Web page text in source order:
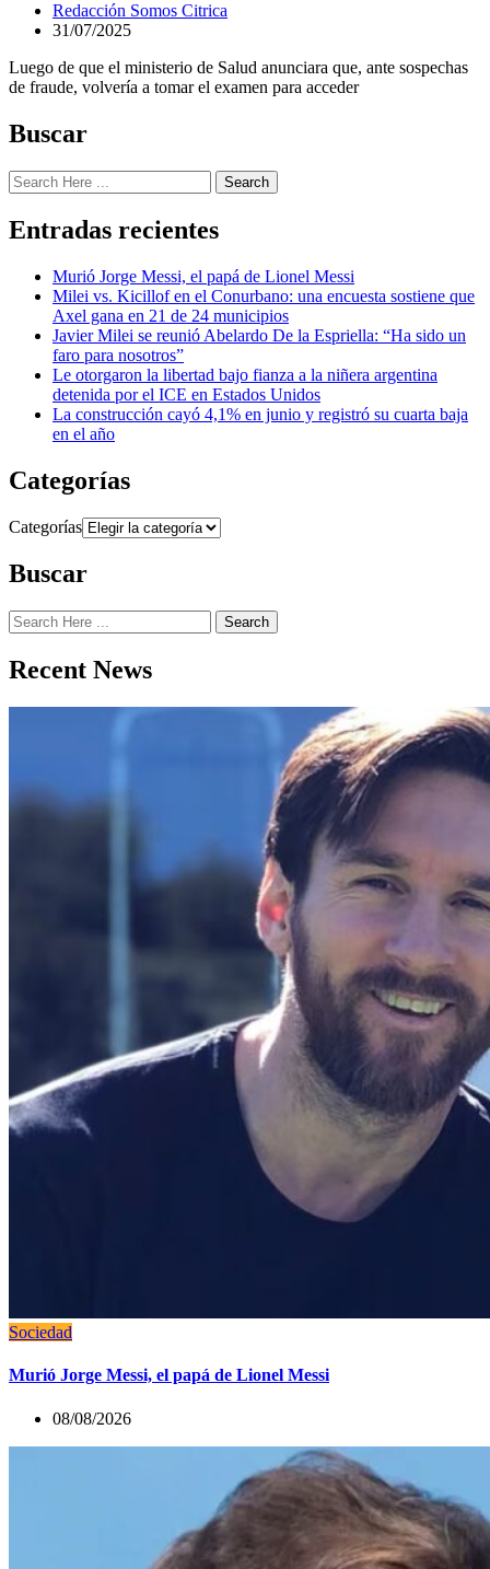
Redacción Somos Citrica
31/07/2025
Luego de que el ministerio de Salud anunciara que, ante sospechas
de fraude, volvería a tomar el examen para acceder
Buscar
Search
Entradas recientes
Murió Jorge Messi, el papá de Lionel Messi
Milei vs. Kicillof en el Conurbano: una encuesta sostiene que
Axel gana en 21 de 24 municipios
Javier Milei se reunió Abelardo De la Espriella: “Ha sido un
faro para nosotros”
Le otorgaron la libertad bajo fianza a la niñera argentina
detenida por el ICE en Estados Unidos
La construcción cayó 4,1% en junio y registró su cuarta baja
en el año
Categorías
Categorías
Buscar
Search
Recent News
Sociedad
Murió Jorge Messi, el papá de Lionel Messi
08/08/2026